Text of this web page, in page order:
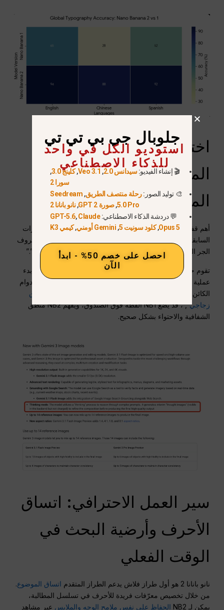
اختراق “وضع التفكير”:
المنطق المكاني والفهم
الموجه المعقد المعقد
أهم قفزة في 2026 هي إدخال وضع التفكير للصور. في الإصدارات
السابقة، غالبًا ما كانت النماذج في الإصدارات السابقة تتجاهل حروف
الجر المكانية المعقدة مثل “خلف” أو “تحت” أو “محجوب جزئيًا”.”
تقوم حلقة التفكير في NB2 بتقييم المنطق المادي للموجه قبل بدء
عملية الانتشار. ينتج عن ذلك هلوسات بصرية أقل وفهم أفضل لدوام
الكائن. على سبيل المثال، إذا
مطالبة “قطة مختبئة داخل صندوق
زجاجي”
, ، قد يضع NB1 القطة فوق الصندوق، ويفهم NB2 منطق
الشفافية والاحتواء بشكل صحيح.
سير العمل الاحترافي: اتساق
الأحرف وأرضية البحث في
الوقت الفعلي
نانو بانانا 2 هو أول طراز فلاش يدعم الطراز المتقدم اتساق الموضوع.
من خلال تخصيص معرّفات فريدة للأحرف في تسلسل المطالبة،
يمكن لـ NB2
الحفاظ على نفس ملامح الوجه والملابس عبر مشاهد
جلوبال جي بي تي تي
استوديو الكل في واحد
للذكاء الاصطناعي
🎬 إنشاء الفيديو:سيدانس 2.0 ,
Veo 3.1
,كلينج 3.0
,
سورا 2
🎨 توليد الصور:رحلة منتصف الطريق,
Seedream
5.0 Pro
,صورة GPT 2 ,نانو بانانا 2
💬 دردشة الذكاء الاصطناعي:
GPT-5.6,Claude
Opus 5
,كلود سونيت 5 , Gemini أومني ,كيمي K3
احصل على خصم 50% - ابدأ
الآن